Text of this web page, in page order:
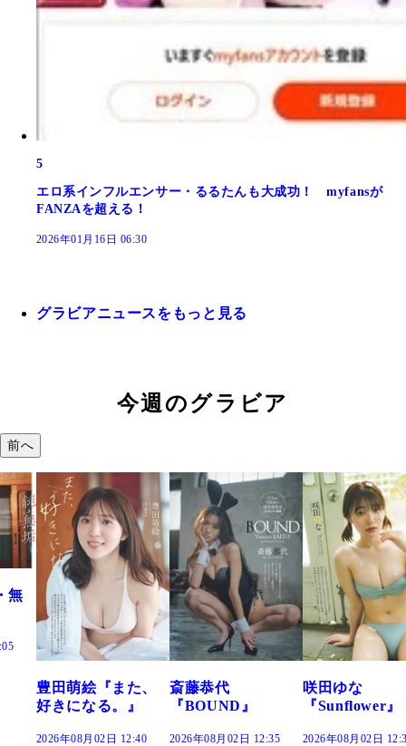
5
エロ系インフルエンサー・るるたんも大成功！ myfansが
FANZAを超える！
2026年01月16日 06:30
グラビアニュースをもっと見る
今週のグラビア
前へ
斎藤恭代
『BOUND』
2026年08月02日 12:35
咲田ゆな
『Sunflower』
2026年08月02日 12:30
藤水咲桜『花
だまり』
2026年08月02日